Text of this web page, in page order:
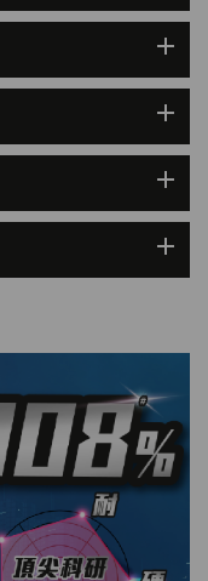
50ml (2027年4
add
add
add
add